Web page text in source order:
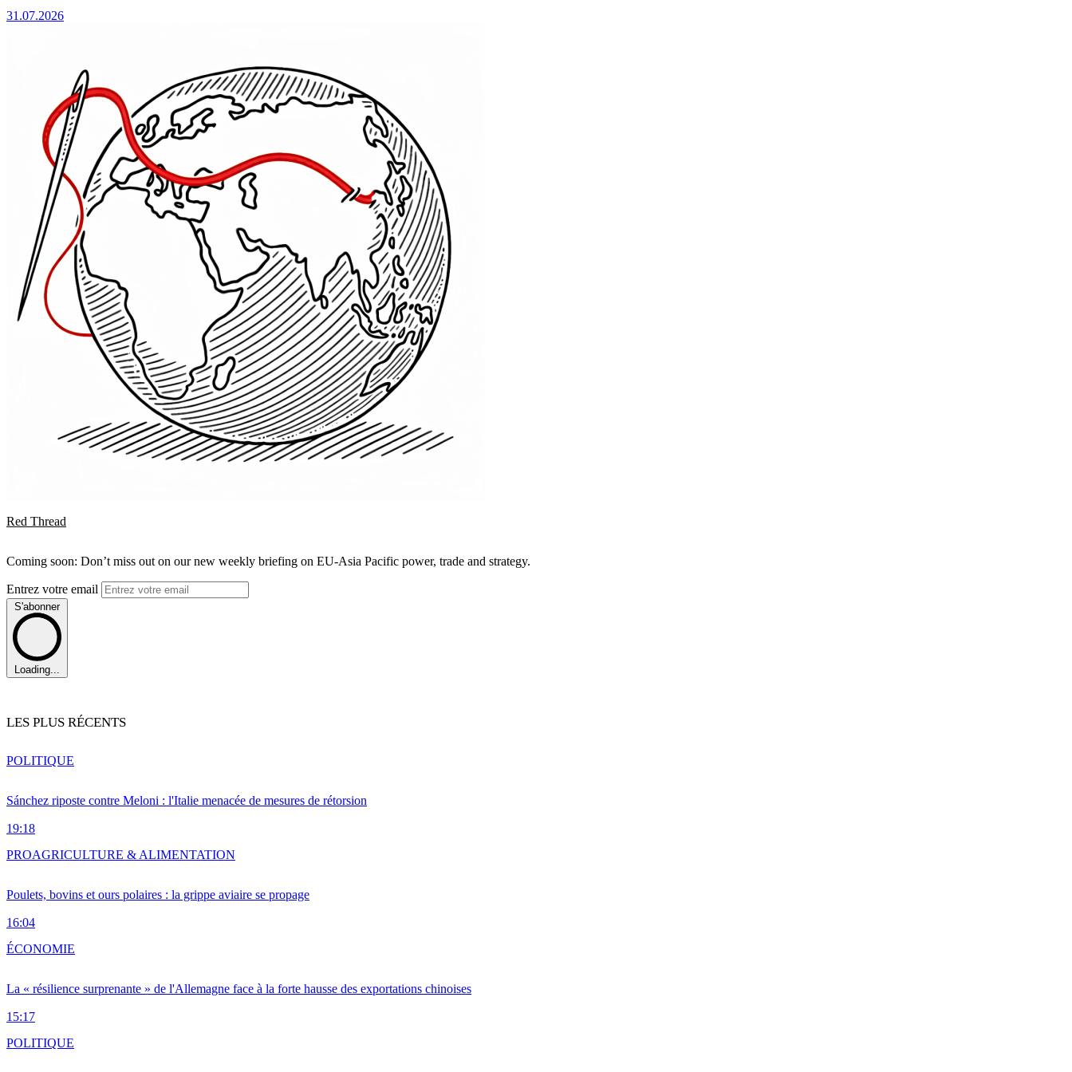
31.07.2026
Red Thread
Coming soon: Don’t miss out on our new weekly briefing on EU-Asia Pacific power, trade and strategy.
Entrez votre email
S'abonner
Loading...
LES PLUS RÉCENTS
Sánchez riposte contre Meloni : l'Italie menacée de mesures de rétorsion
19:18
POLITIQUE
Poulets, bovins et ours polaires : la grippe aviaire se propage
16:04
PROAGRICULTURE & ALIMENTATION
La « résilience surprenante » de l'Allemagne face à la forte hausse des exportations chinoises
15:17
ÉCONOMIE
POLITIQUE